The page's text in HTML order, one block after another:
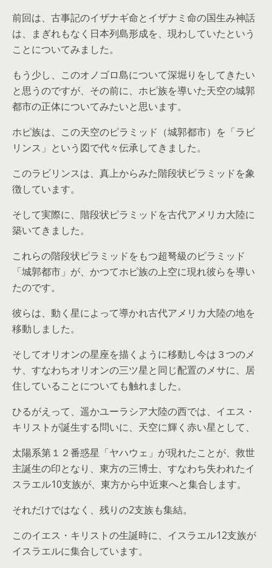
前回は、古事記のイザナギ命とイザナミ命の国生み神話
は、まぎれもなく日本列島形成を、現わしていたという
ことについてみました。
もう少し、このオノゴロ島について深堀りをしてきたい
と思うのですが、その前に、ホピ族を導いた天空の城郭
都市の正体についてみたいと思います。
ホピ族は、この天空のピラミッド（城郭都市）を「ラビ
リンス」という図で代々伝承してきました。
このラビリンスは、真上からみた階段状ピラミッドを象
徴しています。
そして実際に、階段状ピラミッドを古代アメリカ大陸に
築いてきました。
これらの階段状ピラミッドをもつ超弩級のピラミッド
「城郭都市」が、かつてホピ族の上空に現れ彼らを導い
たのです。
彼らは、動く星によって導かれ古代アメリカ大陸の地を
移動しました。
そしてオリオンの星座を描くように移動し今は３つのメ
サ、すなわちオリオンの三ツ星と同じ配置のメサに、居
住していることについても触れました。
ひるがえって、遥かユーラシア大陸の西では、イエス・
キリストが誕生する問いに、天空に輝く赤い星として、
太陽系第１２番惑星「ヤハウェ」が現れたことが、救世
主誕生の印となり、東方の三博士、すなわち失われたイ
スラエル10支族が、東方から中近東へと集合します。
それだけではなく、残りの2支族も集結。
このイエス・キリストの生誕時に、イスラエル12支族が
イスラエルに集合しています。